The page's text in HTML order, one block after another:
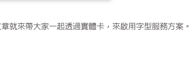
就來帶大家一起透過實體卡，來啟用字型服務方案。